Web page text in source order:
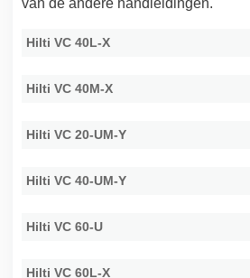
van de andere handleidingen.
Hilti VC 40L-X
Hilti VC 40M-X
Hilti VC 20-UM-Y
Hilti VC 40-UM-Y
Hilti VC 60-U
Hilti VC 60L-X